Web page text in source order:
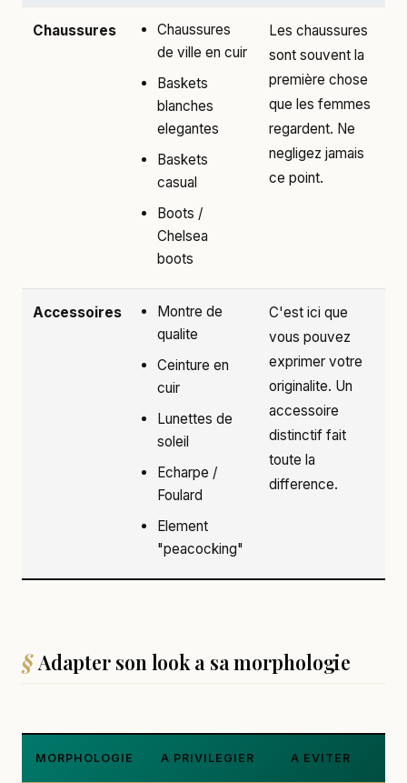
Chaussures
Chaussures
de ville en cuir
Baskets
blanches
elegantes
Baskets
casual
Boots /
Chelsea
boots
Les chaussures
sont souvent la
première chose
que les femmes
regardent. Ne
negligez jamais
ce point.
Accessoires
Montre de
qualite
Ceinture en
cuir
Lunettes de
soleil
Echarpe /
Foulard
Element
"peacocking"
C'est ici que
vous pouvez
exprimer votre
originalite. Un
accessoire
distinctif fait
toute la
difference.
Adapter son look a sa morphologie
MORPHOLOGIE A PRIVILEGIER A EVITER